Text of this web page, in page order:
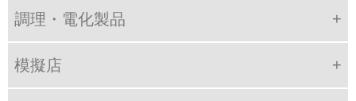
調理・電化製品
模擬店